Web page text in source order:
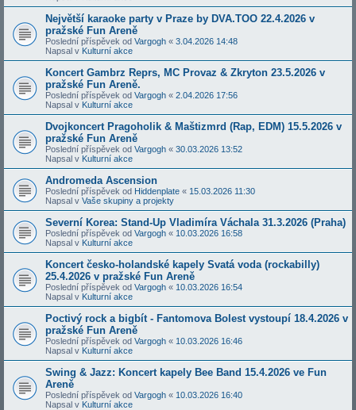
Největší karaoke party v Praze by DVA.TOO 22.4.2026 v
pražské Fun Areně
Poslední příspěvek od Vargogh « 3.04.2026 14:48
Napsal v Kulturní akce
Koncert Gambrz Reprs, MC Provaz & Zkryton 23.5.2026 v
pražské Fun Areně.
Poslední příspěvek od Vargogh « 2.04.2026 17:56
Napsal v Kulturní akce
Dvojkoncert Pragoholik & Maštizmrd (Rap, EDM) 15.5.2026 v
pražské Fun Areně
Poslední příspěvek od Vargogh « 30.03.2026 13:52
Napsal v Kulturní akce
Andromeda Ascension
Poslední příspěvek od Hiddenplate « 15.03.2026 11:30
Napsal v Vaše skupiny a projekty
Severní Korea: Stand-Up Vladimíra Váchala 31.3.2026 (Praha)
Poslední příspěvek od Vargogh « 10.03.2026 16:58
Napsal v Kulturní akce
Koncert česko-holandské kapely Svatá voda (rockabilly)
25.4.2026 v pražské Fun Areně
Poslední příspěvek od Vargogh « 10.03.2026 16:54
Napsal v Kulturní akce
Poctivý rock a bigbít - Fantomova Bolest vystoupí 18.4.2026 v
pražské Fun Areně
Poslední příspěvek od Vargogh « 10.03.2026 16:46
Napsal v Kulturní akce
Swing & Jazz: Koncert kapely Bee Band 15.4.2026 ve Fun
Areně
Poslední příspěvek od Vargogh « 10.03.2026 16:40
Napsal v Kulturní akce